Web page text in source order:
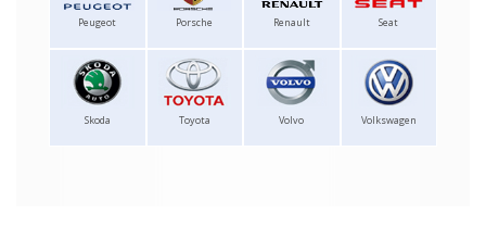
Peugeot Porsche Renault Seat
Skoda Toyota Volvo Volkswagen